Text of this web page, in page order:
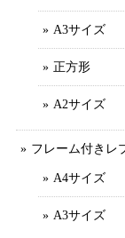
A3サイズ
正方形
A2サイズ
フレーム付きレ
A4サイズ
A3サイズ